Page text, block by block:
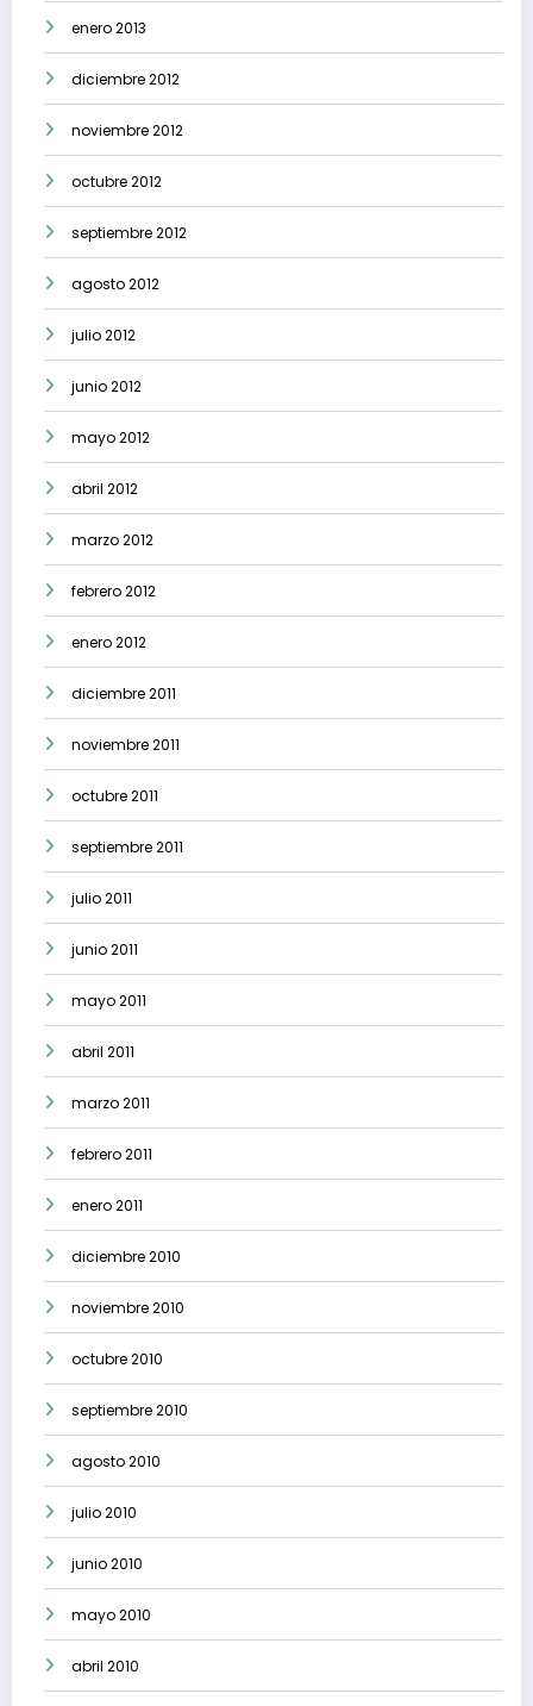
enero 2013
diciembre 2012
noviembre 2012
octubre 2012
septiembre 2012
agosto 2012
julio 2012
junio 2012
mayo 2012
abril 2012
marzo 2012
febrero 2012
enero 2012
diciembre 2011
noviembre 2011
octubre 2011
septiembre 2011
julio 2011
junio 2011
mayo 2011
abril 2011
marzo 2011
febrero 2011
enero 2011
diciembre 2010
noviembre 2010
octubre 2010
septiembre 2010
agosto 2010
julio 2010
junio 2010
mayo 2010
abril 2010